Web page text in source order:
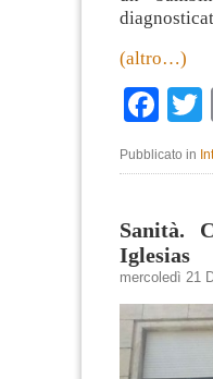
(altro…)
Pubblicato in
Sanità.
Iglesias
mercoledì 21